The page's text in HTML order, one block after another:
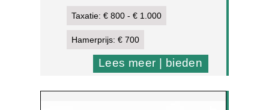
Taxatie: € 800 - € 1.000
Hamerprijs: € 700
Lees meer | bieden